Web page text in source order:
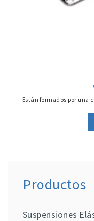
Están formados por una
Productos
Suspensiones